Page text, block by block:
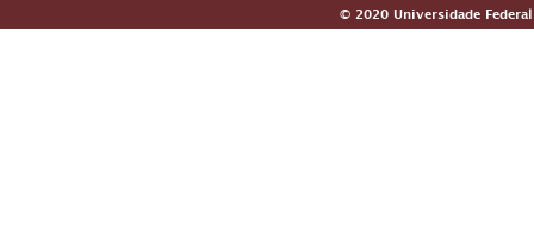
© 2020 Universidade